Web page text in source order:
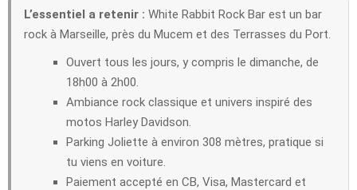
L’essentiel a retenir : White Rabbit Rock Bar est un bar
rock à Marseille, près du Mucem et des Terrasses du Port.
Ouvert tous les jours, y compris le dimanche, de
18h00 à 2h00.
Ambiance rock classique et univers inspiré des
motos Harley Davidson.
Parking Joliette à environ 308 mètres, pratique si
tu viens en voiture.
Paiement accepté en CB, Visa, Mastercard et